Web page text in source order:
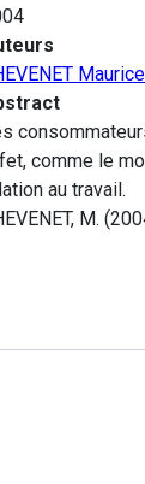
Maurice
comme le
au travail.
M.